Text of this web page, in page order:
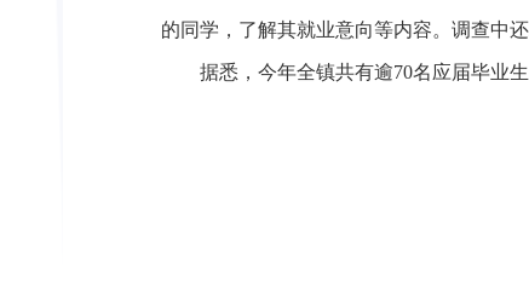
的同学，了解其就业意向等内容。调查中
据悉，今年全镇共有逾70名应届毕业生